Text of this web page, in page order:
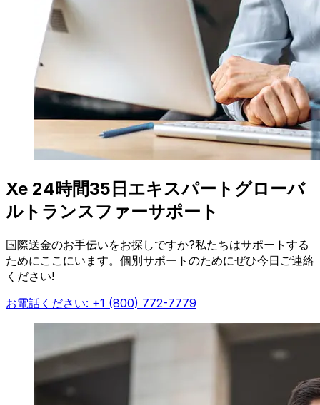
Xe 24時間35日エキスパートグローバ
ルトランスファーサポート
国際送金のお手伝いをお探しですか?私たちはサポートする
ためにここにいます。個別サポートのためにぜひ今日ご連絡
ください!
お電話ください: +1 (800) 772-7779